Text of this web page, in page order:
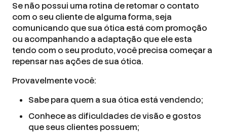
Se não possui uma rotina de retomar o contato
com o seu cliente de alguma forma, seja
comunicando que sua ótica está com promoção
ou acompanhando a adaptação que ele esta
tendo com o seu produto, você precisa começar a
repensar nas ações de sua ótica.
Provavelmente você:
Sabe para quem a sua ótica está vendendo;
Conhece as dificuldades de visão e gostos
que seus clientes possuem;